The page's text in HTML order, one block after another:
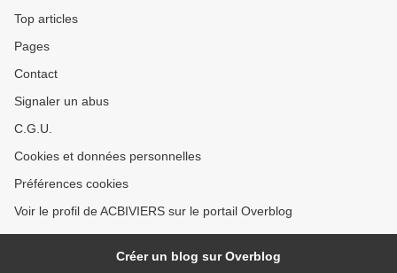
Top articles
Pages
Contact
Signaler un abus
C.G.U.
Cookies et données personnelles
Préférences cookies
Voir le profil de ACBIVIERS sur le portail Overblog
Créer un blog sur Overblog